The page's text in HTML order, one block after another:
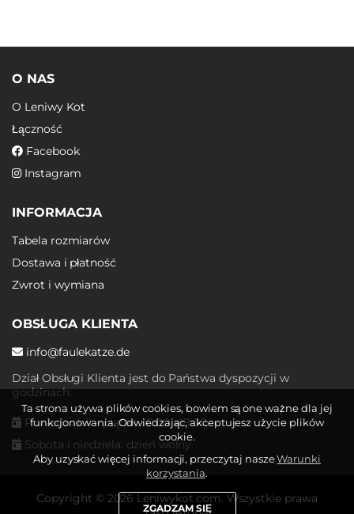
O NAS
O Leniwy Kot
Łączność
Facebook
Instagram
INFORMACJA
Tabela rozmiarów
Dostawa i płatność
Zwrot i wymiana
OBSŁUGA KLIENTA
info@faulekatze.de
Dział Obsługi Klienta jest do Państwa dyspozycji w
godzinach:
Poniedziałek - piątek: 10:00 - 19:00
Sobota i niedziela: dzień wolny
Copyright © 2026 Leniwykot.com. Wszystkie prawa
Ta strona używa plików cookies, bowiem są one ważne dla jej
funkcjonowania. Odwiedzając, akceptujesz użycie plików
cookie.
Aby uzyskać więcej informacji, przeczytaj naszeWarunki
korzystania.
ZGADZAM SIĘ